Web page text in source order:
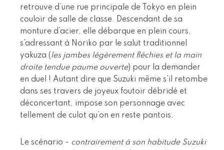
retrouve d’une rue principale de Tokyo en plein
couloir de salle de classe. Descendant de sa
monture d’acier, elle débarque en plein cours,
s’adressant à Noriko par le salut traditionnel
yakuza (les jambes légèrement fléchies et la main
droite tendue paume ouverte) pour la demander
en duel ! Autant dire que Suzuki même s’il retombe
dans ses travers de joyeux foutoir débridé et
déconcertant, impose son personnage avec
tellement de culot qu’on en reste pantois.
Le scénario - contrairement à son habitude Suzuki